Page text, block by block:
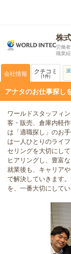
株
労働
職業
会社情報 クチコミ
1件
アナタのお仕事探し
ワールドスタッフィ
客・販売、倉庫内軽
は「適職探し」のお
は一人ひとりのライ
セリングを大切にし
ヒアリングし、豊富
就業後も、キャリア
で解決していきます
を、一番大切にしてい